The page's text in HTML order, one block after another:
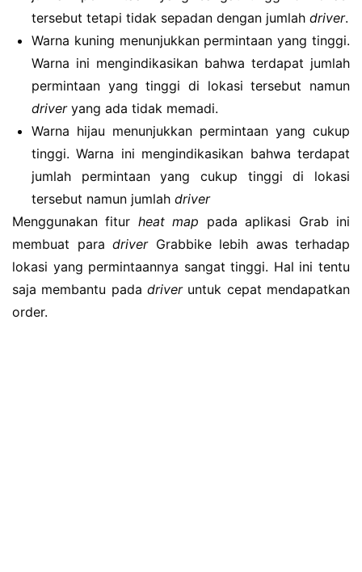
tersebut tetapi tidak sepadan dengan jumlah driver.
Warna kuning menunjukkan permintaan yang tinggi.
Warna ini mengindikasikan bahwa terdapat jumlah
permintaan yang tinggi di lokasi tersebut namun
driveryang ada tidak memadi.
Warna hijau menunjukkan permintaan yang cukup
tinggi. Warna ini mengindikasikan bahwa terdapat
jumlah permintaan yang cukup tinggi di lokasi
tersebut namun jumlah driver
Menggunakan fitur heat map pada aplikasi Grab ini
membuat para driverGrabbike lebih awas terhadap
lokasi yang permintaannya sangat tinggi. Hal ini tentu
saja membantu pada driver untuk cepat mendapatkan
order.